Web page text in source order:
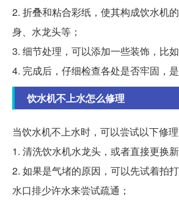
2. 折叠和粘合彩纸，使其构成饮水机
身、水龙头等；
3. 细节处理，可以添加一些装饰，比
4. 完成后，仔细检查各处是否牢固，是
饮水机不上水怎么修理
当饮水机不上水时，可以尝试以下修理
1. 清洗饮水机水龙头，或者直接更换
2. 如果是气堵的原因，可以先试着拍
水口排少许水来尝试疏通；